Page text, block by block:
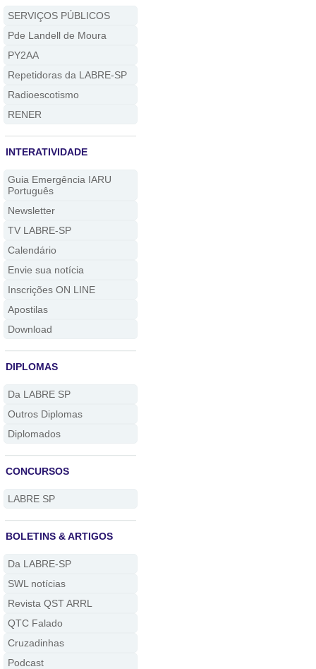
SERVIÇOS PÚBLICOS
Pde Landell de Moura
PY2AA
Repetidoras da LABRE-SP
Radioescotismo
RENER
INTERATIVIDADE
Guia Emergência IARU
Português
Newsletter
TV LABRE-SP
Calendário
Envie sua notícia
Inscrições ON LINE
Apostilas
Download
DIPLOMAS
Da LABRE SP
Outros Diplomas
Diplomados
CONCURSOS
LABRE SP
BOLETINS & ARTIGOS
Da LABRE-SP
SWL notícias
Revista QST ARRL
QTC Falado
Cruzadinhas
Podcast